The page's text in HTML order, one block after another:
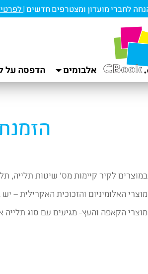
אלבומים הדפסה על
במוצרים לקיר קיימות מס’ שיטות תלייה,
מוצרי האלומיניום והזכוכית האקרילית – יש 2 אופציות לתלייה: תליה רגילה או תליית פרימיום-מתכת.
מוצרי הקאפה והעץ- מגיעים עם סוג תלייה